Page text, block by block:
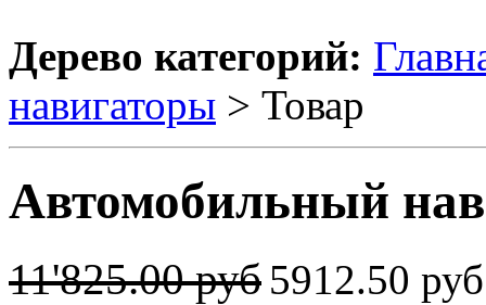
Дерево категорий:
навигаторы > Товар
Автомобильный
11'825.00 руб 5912.50